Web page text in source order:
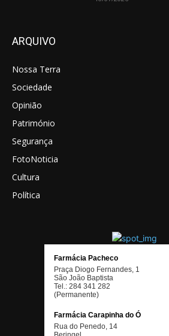
ARQUIVO
Nossa Terra
Sociedade
Opinião
Património
Segurança
FotoNoticia
Cultura
Política